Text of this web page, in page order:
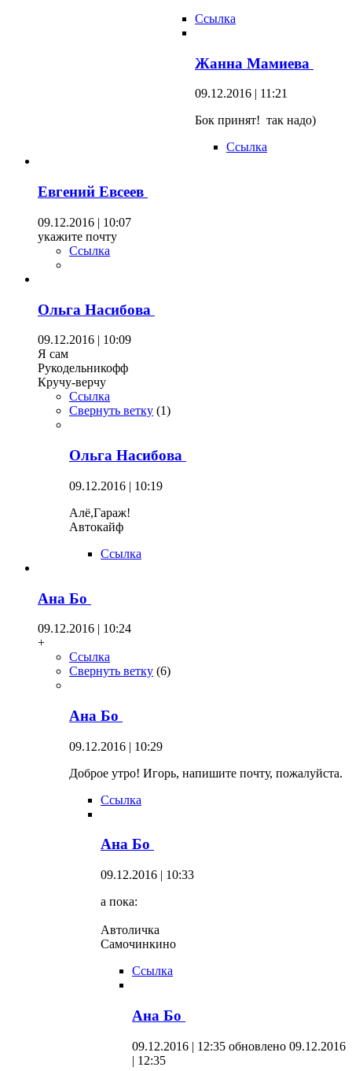
Ссылка
Жанна Мамиева
09.12.2016 | 11:21
Бок принят! так надо)
Ссылка
Евгений Евсеев
09.12.2016 | 10:07
укажите почту
Ссылка
Ольга Насибова
09.12.2016 | 10:09
Я сам
Рукодельникофф
Кручу-верчу
Ссылка
Свернуть ветку (1)
Ольга Насибова
09.12.2016 | 10:19
Алё,Гараж!
Автокайф
Ссылка
Ана Бо
09.12.2016 | 10:24
+
Ссылка
Свернуть ветку (6)
Ана Бо
09.12.2016 | 10:29
Доброе утро! Игорь, напишите почту, пожалуйста.
Ссылка
Ана Бо
09.12.2016 | 10:33
а пока:
Автоличка
Самочинкино
Ссылка
Ана Бо
09.12.2016 | 12:35 обновлено 09.12.2016
| 12:35